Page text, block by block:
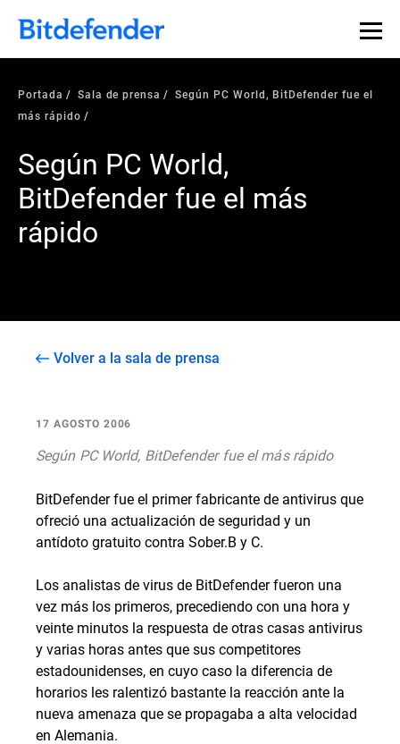
Portada Sala de prensa
Según PC World, BitDefender fue el
más rápido
Según PC World,
BitDefender fue el más
rápido
Volver a la sala de prensa
17 AGOSTO 2006
Según PC World, BitDefender fue el más rápido
BitDefender fue el primer fabricante de antivirus que
ofreció una actualización de seguridad y un
antídoto gratuito contra Sober.B y C.
Los analistas de virus de BitDefender fueron una
vez más los primeros, precediendo con una hora y
veinte minutos la respuesta de otras casas antivirus
y varias horas antes que sus competitores
estadounidenses, en cuyo caso la diferencia de
horarios les ralentizó bastante la reacción ante la
nueva amenaza que se propagaba a alta velocidad
en Alemania.